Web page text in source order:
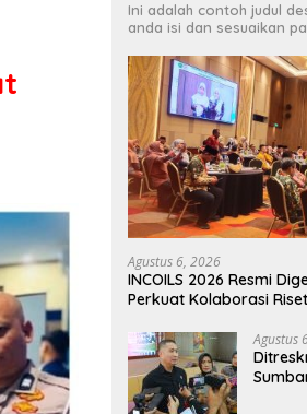
Ini adalah contoh judul
anda isi dan sesuaikan
Agustus 6, 2026
INCOILS 2026 Resmi
Perkuat Kolaborasi
Agustus